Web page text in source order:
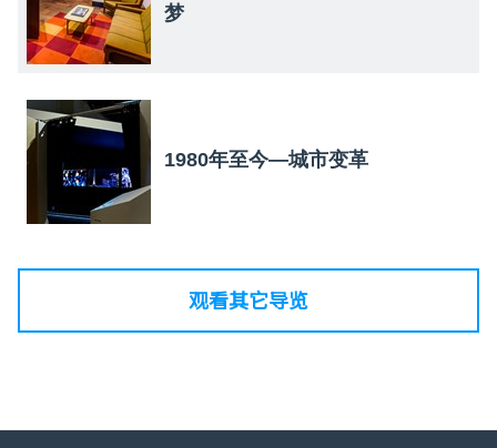
梦
1980年至今—城市变革
观看其它导览